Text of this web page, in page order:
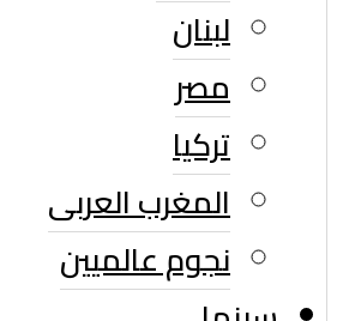
لبنان
مصر
تركيا
المغرب العربى
نجوم عالميين